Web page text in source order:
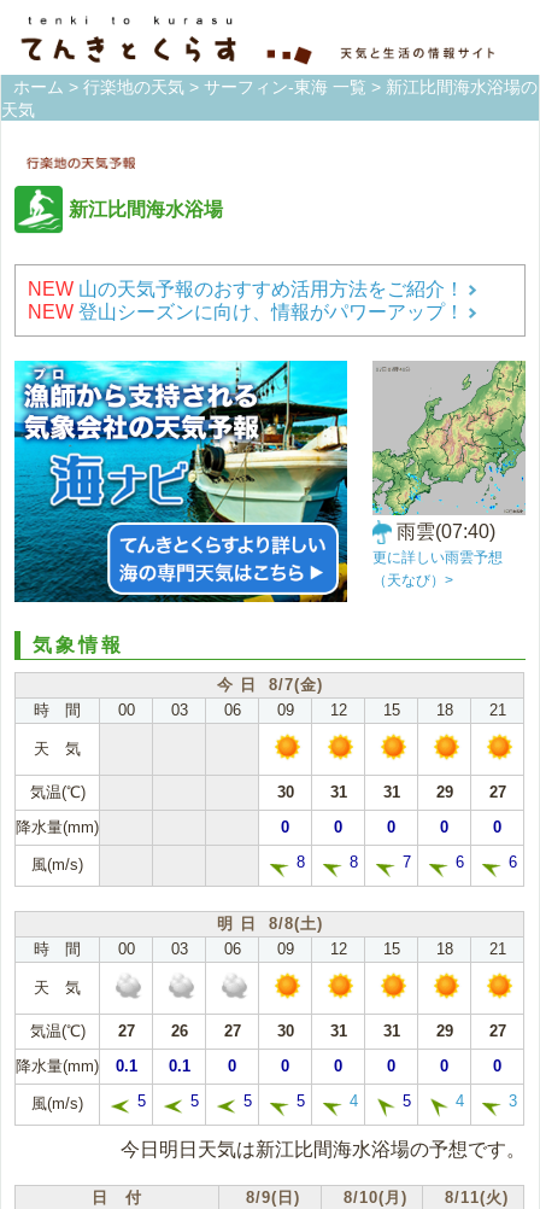
ホーム > 行楽地の天気 > サーフィン-東海 一覧 > 新江比間海水浴場の
天気
新江比間海水浴場
NEW 山の天気予報のおすすめ活用方法をご紹介！
NEW 登山シーズンに向け、情報がパワーアップ！
雨雲(07:40)
更に詳しい雨雲予想
（天なび）>
気象情報
今 日 8/7(金)
時 間
00 03 06 09 12 15 18 21
天 気
気温(℃) 30 31 31 29
27
降水量(mm)
0 0 0 0 0
風(m/s) 8 8 7 6 6
明 日 8/8(土)
時 間
00 03 06 09 12 15 18 21
天 気
気温(℃) 27 26 27 30 31 31 29
27
降水量(mm)
0.1 0.1 0 0 0 0 0 0
風(m/s) 5 5 5 5 4 5 4 3
今日明日天気は新江比間海水浴場の予想です。
日 付 8/9(日) 8/10(月) 8/11(火)